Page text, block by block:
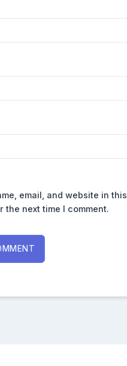
email, and website in this
the next time I comment.